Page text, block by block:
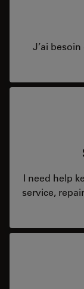
J’ai
I need help
service,